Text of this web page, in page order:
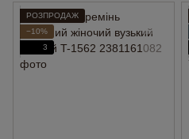
РОЗПРОДАЖ
−10%
3